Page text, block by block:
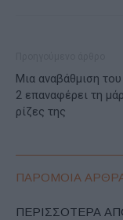
Μια αναβάθμιση
2 επαναφέρει τη
ρίζες της
ΠΑΡΟΜΟΙΑ
ΠΕΡΙΣΣΟΤΕΡΑ